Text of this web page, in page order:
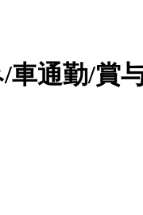
通勤/賞